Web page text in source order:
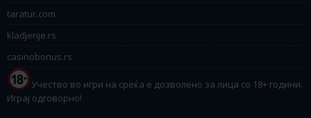
taratur.com
kladjenje.rs
casinobonus.rs
Учество во игри на среќа е дозволено за лица со 18+ години.
Играј одговорно!